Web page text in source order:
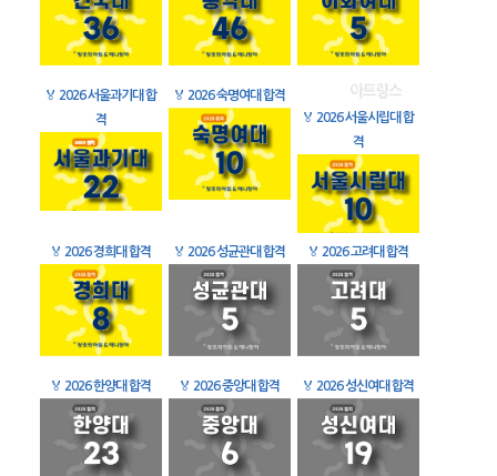
🏅 2026 서울과기대 합
격
🏅 2026 숙명여대 합격
🏅 2026 서울시립대 합
격
🏅 2026 경희대 합격 🏅 2026 성균관대 합격 🏅 2026 고려대 합격
🏅 2026 한양대 합격 🏅 2026 중앙대 합격 🏅 2026 성신여대 합격